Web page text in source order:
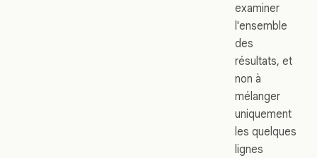
examiner
l'ensemble
des
résultats, et
non à
mélanger
uniquement
les quelques
lignes